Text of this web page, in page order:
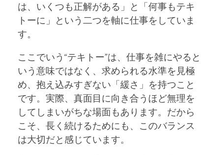
は、いくつも正解がある」と「何事もテキ
トーに」という二つを軸に仕事をしていま
す。
ここでいう“テキトー”は、仕事を雑にやると
いう意味ではなく、求められる水準を見極
め、抱え込みすぎない「緩さ」を持つこと
です。実際、真面目に向き合うほど無理を
してしまいがちな場面もあります。だから
こそ、長く続けるためにも、このバランス
は大切だと感じています。